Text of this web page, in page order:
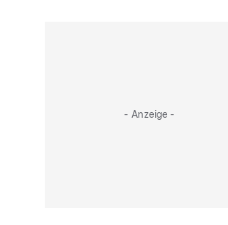
- Anzeige -